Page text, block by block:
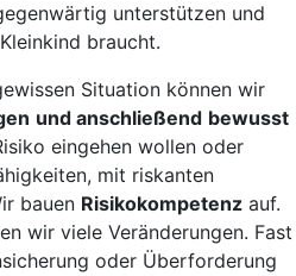
unterstützen und
braucht.
Situation können wir
und anschließend bewusst
eingehen wollen oder
mit riskanten
bauen Risikokompetenz auf.
wir viele Veränderungen. Fast
oder Überforderung